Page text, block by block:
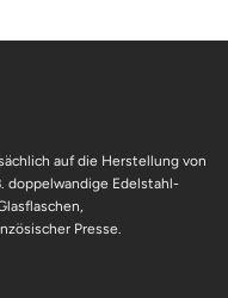
auf die Herstellung von
doppelwandige Edelstahl-
Presse.